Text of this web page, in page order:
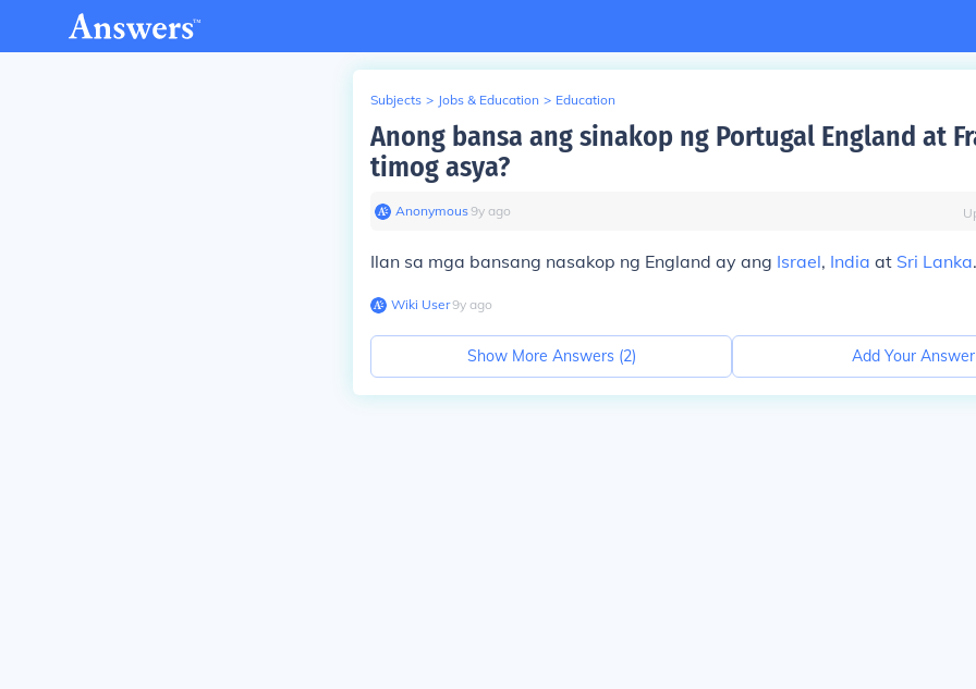
Subjects > Jobs & Education > Education
Anong bansa ang sinakop ng Portugal England at
timog asya?
Anonymous∙9y ago
Ilan sa mga bansang nasakop ng England ay ang Israel, India at Sri Lanka.
Wiki User∙9y ago
Show More Answers (2) Add Your Answer